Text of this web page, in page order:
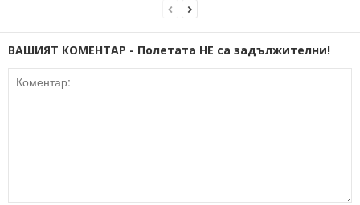
ВАШИЯТ КОМЕНТАР - Полетата НЕ са задължителни!